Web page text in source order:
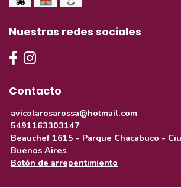
Nuestras redes sociales
Contacto
avicolarosarossa@hotmail.com
5491163303147
Beauchef 1615 - Parque Chacabuco -
Buenos Aires
Botón de arrepentimiento